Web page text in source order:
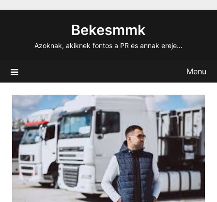
Bekesmmk
Azoknak, akiknek fontos a PR és annak ereje…
Menu